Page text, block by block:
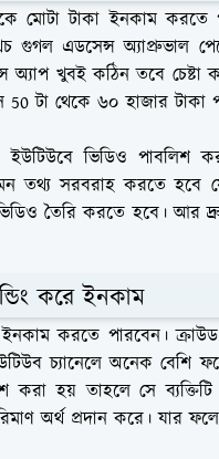
মোটা টাকা ইনকাম
গুগল এডসেন্স অ্যাপ্রুভাল
খুবই কঠিন তবে চেষ্টা
50 টা থেকে ৬০ হাজার
ভিডিও পাবলিশ
তথ্য সরবরাহ করতে হবে
তৈরি করতে হবে। আর
করে ইনকাম
করতে পারবেন।
চ্যানেলে অনেক বেশি
করা হয় তাহলে সে
অর্থ প্রদান করে। যার